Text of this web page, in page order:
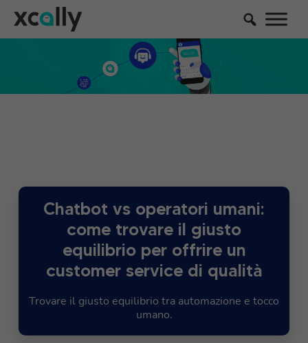
Chatbot vs operatori umani:
come trovare il giusto
equilibrio per offrire un
customer service di qualità
Trovare il giusto equilibrio tra automazione e tocco
umano.